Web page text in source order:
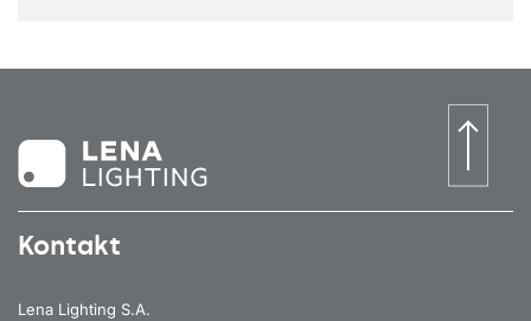
Kontakt
Lena Lighting S.A.